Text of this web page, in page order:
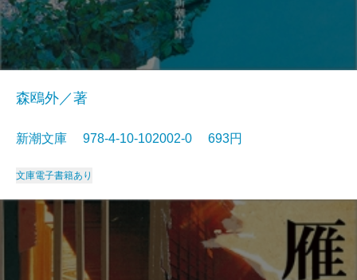
森鴎外／著
新潮文庫 978-4-10-102002-0 693円
文庫電子書籍あり